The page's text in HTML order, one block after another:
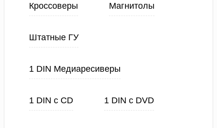
Кроссоверы Магнитолы
Штатные ГУ
1 DIN Медиаресиверы
1 DIN с CD 1 DIN с DVD